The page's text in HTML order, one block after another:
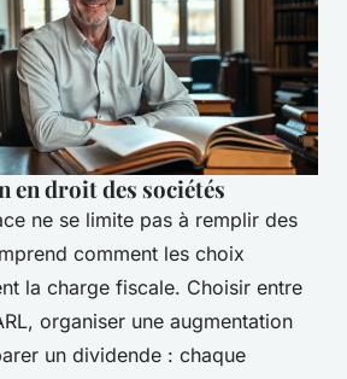
en droit des sociétés
ne se limite pas à remplir des
comment les choix
la charge fiscale. Choisir entre
organiser une augmentation
un dividende : chaque